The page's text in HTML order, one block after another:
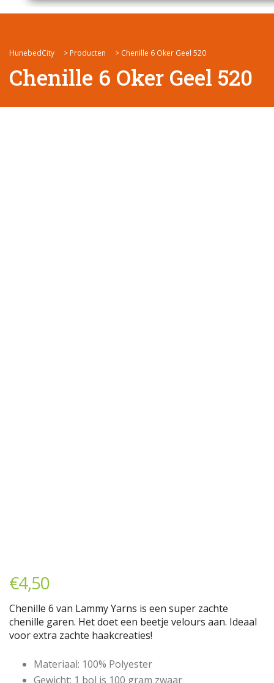
HunebedCity > Producten > Chenille 6 Oker Geel 520
Chenille 6 Oker Geel 520
€4,50
Chenille 6 van Lammy Yarns is een super zachte
chenille garen. Het doet een beetje velours aan. Ideaal
voor extra zachte haakcreaties!
Materiaal: 100% Polyester
Gewicht: 1 bol is 100 gram zwaar